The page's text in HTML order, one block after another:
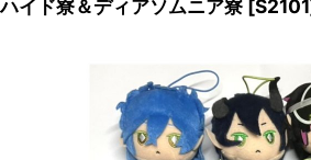
ハイド寮＆ディアソムニア寮 [S2101